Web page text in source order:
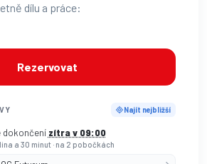
dílu a práce:
Rezervovat
Najít nejbližší
dokončení zítra v 09:00
a 30 minut · na 2 pobočkách